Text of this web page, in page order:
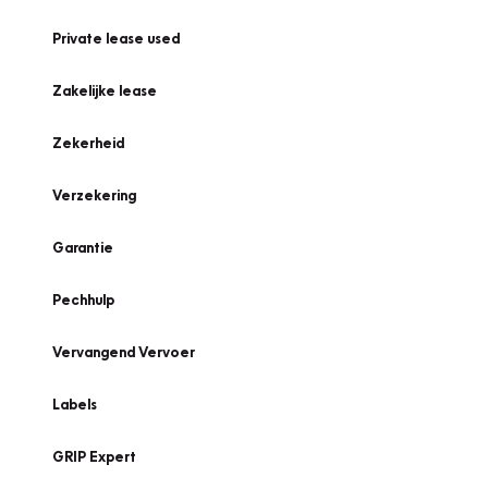
Private lease used
Zakelijke lease
Zekerheid
Verzekering
Garantie
Pechhulp
Vervangend Vervoer
Labels
GRIP Expert